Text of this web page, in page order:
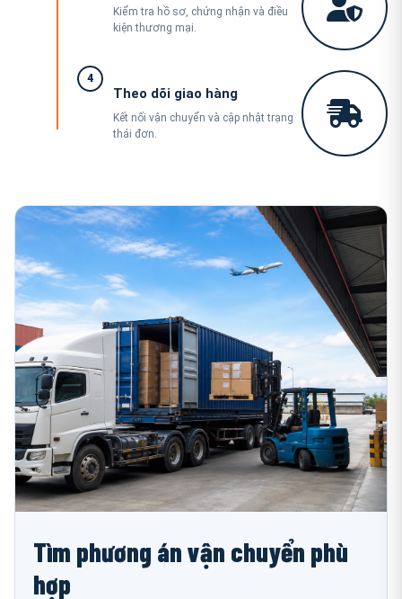
Kiểm tra hồ sơ, chứng nhận và điều
kiện thương mại.
4
Theo dõi giao hàng
Kết nối vận chuyển và cập nhật trạng
thái đơn.
Tìm phương án vận chuyển phù
hợp